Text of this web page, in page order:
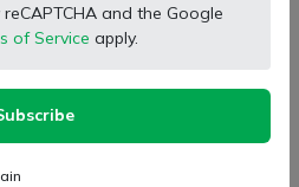
and the Google
of Service apply.